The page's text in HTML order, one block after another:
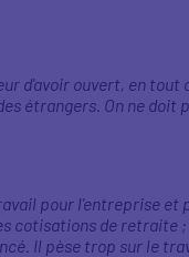
d'avoir ouvert, en
étrangers. On ne doit
pour l'entreprise et
cotisations de retraite
Il pèse trop sur le